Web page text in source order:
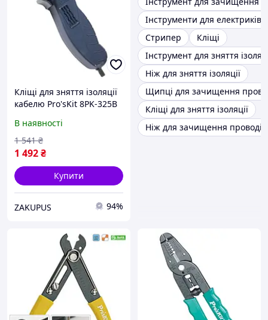
Кліщі для зняття ізоляції
кабелю Pro'sKit 8PK-325B
кабелів 4.5 25 мм Синій
В наявності
1 492₴
1 541 ₴
Купити
ZAKUPUS 94%
Інструменти для електриків
Стрипер
Кліщі
Інструмент для зняття
Ніж для зняття ізоляції
Щипці для зачищення
Кліщі для зняття ізоляції
Ніж для зачищення проводів